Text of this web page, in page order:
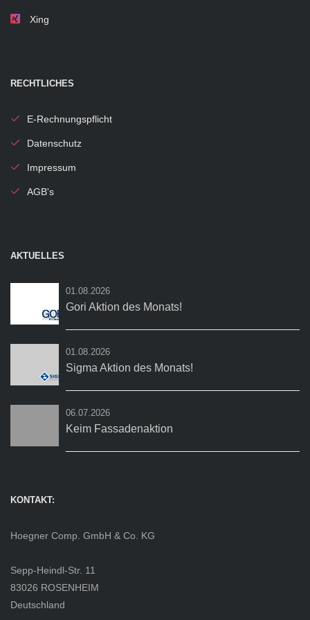
Xing
RECHTLICHES
E-Rechnungspflicht
Datenschutz
Impressum
AGB's
AKTUELLES
01.08.2026
Gori Aktion des Monats!
01.08.2026
Sigma Aktion des Monats!
06.07.2026
Keim Fassadenaktion
KONTAKT:
Hoegner Comp. GmbH & Co. KG
Sepp-Heindl-Str. 11
83026 ROSENHEIM
Deutschland